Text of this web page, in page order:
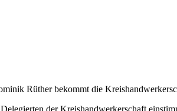
Rüther bekommt die
der Kreishandwerkerschaft